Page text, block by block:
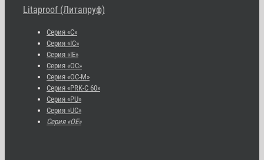
Litaproof (Литапруф)
Серия «С»
Серия «IC»
Серия «IE»
Серия «OC»
Серия «OC-M»
Серия «PRK-C 60»
Серия «PU»
Серия «UC»
Серия «OE»